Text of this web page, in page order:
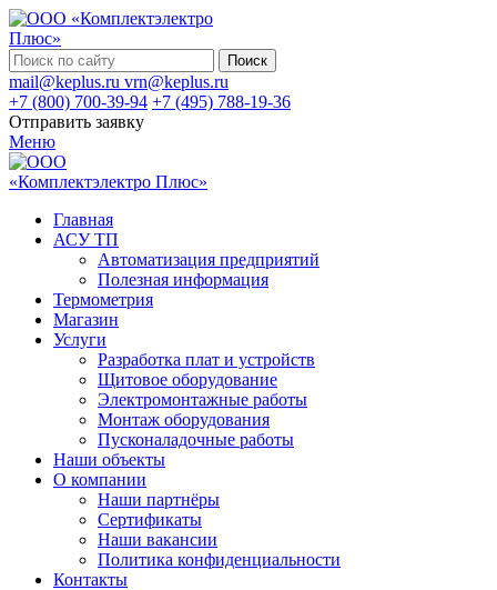
Поиск
mail@keplus.ru vrn@keplus.ru
+7 (800) 700-39-94 +7 (495) 788-19-36
Отправить заявку
Меню
Главная
АСУ ТП
Автоматизация предприятий
Полезная информация
Термометрия
Магазин
Услуги
Разработка плат и устройств
Щитовое оборудование
Электромонтажные работы
Монтаж оборудования
Пусконаладочные работы
Наши объекты
О компании
Наши партнёры
Сертификаты
Наши вакансии
Политика конфиденциальности
Контакты